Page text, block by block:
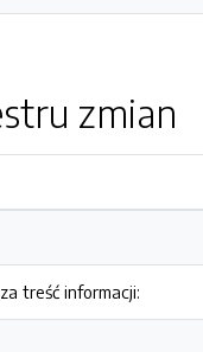
zmian
treść informacji: